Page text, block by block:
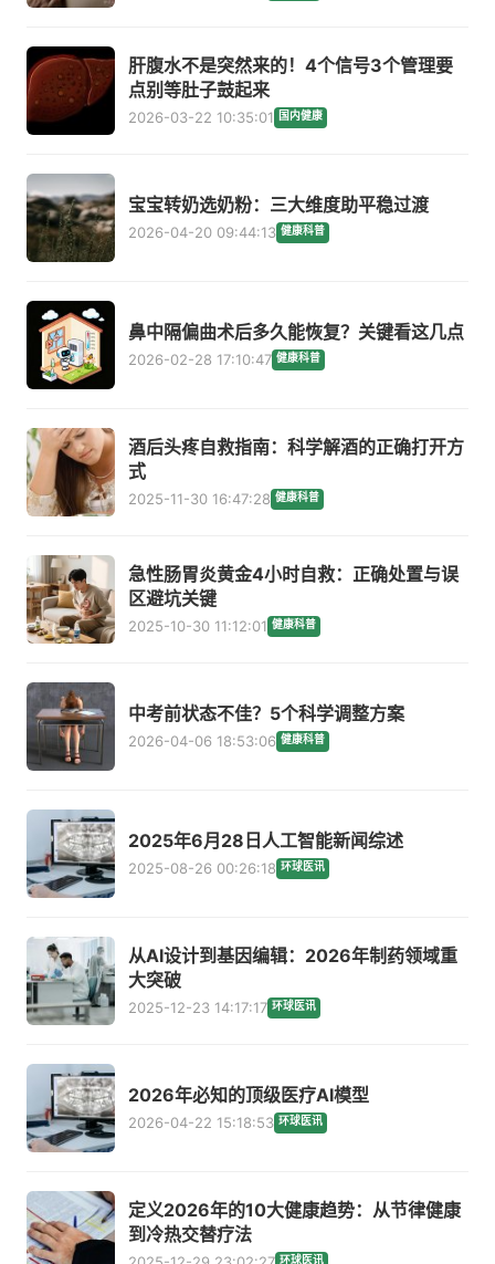
肝腹水不是突然来的！4个信号3个管理要
点别等肚子鼓起来
2026-03-22 10:35:01 国内健康
宝宝转奶选奶粉：三大维度助平稳过渡
2026-04-20 09:44:13 健康科普
鼻中隔偏曲术后多久能恢复？关键看这几点
2026-02-28 17:10:47 健康科普
酒后头疼自救指南：科学解酒的正确打开方
式
2025-11-30 16:47:28 健康科普
急性肠胃炎黄金4小时自救：正确处置与误
区避坑关键
2025-10-30 11:12:01 健康科普
中考前状态不佳？5个科学调整方案
2026-04-06 18:53:06 健康科普
2025年6月28日人工智能新闻综述
2025-08-26 00:26:18 环球医讯
从AI设计到基因编辑：2026年制药领域重
大突破
2025-12-23 14:17:17 环球医讯
2026年必知的顶级医疗AI模型
2026-04-22 15:18:53 环球医讯
定义2026年的10大健康趋势：从节律健康
到冷热交替疗法
环球医讯